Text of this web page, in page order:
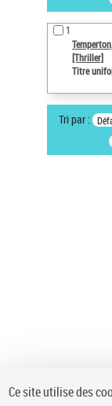
Œuvres liées à
Temperton,
Type de
1
[Thriller]
Titre
Tri par :
Ce site utilise des